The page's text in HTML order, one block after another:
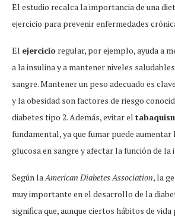
El estudio recalca la importancia de una
ejercicio para prevenir enfermedades
El ejercicio regular, por ejemplo, ayuda a
a la insulina y a mantener niveles
sangre. Mantener un peso adecuado es
y la obesidad son factores de riesgo
diabetes tipo 2. Además, evitar el
fundamental, ya que fumar puede aumentar
glucosa en sangre y afectar la función de la
Según laAmerican Diabetes Association, la
muy importante en el desarrollo de la
significa que, aunque ciertos hábitos de